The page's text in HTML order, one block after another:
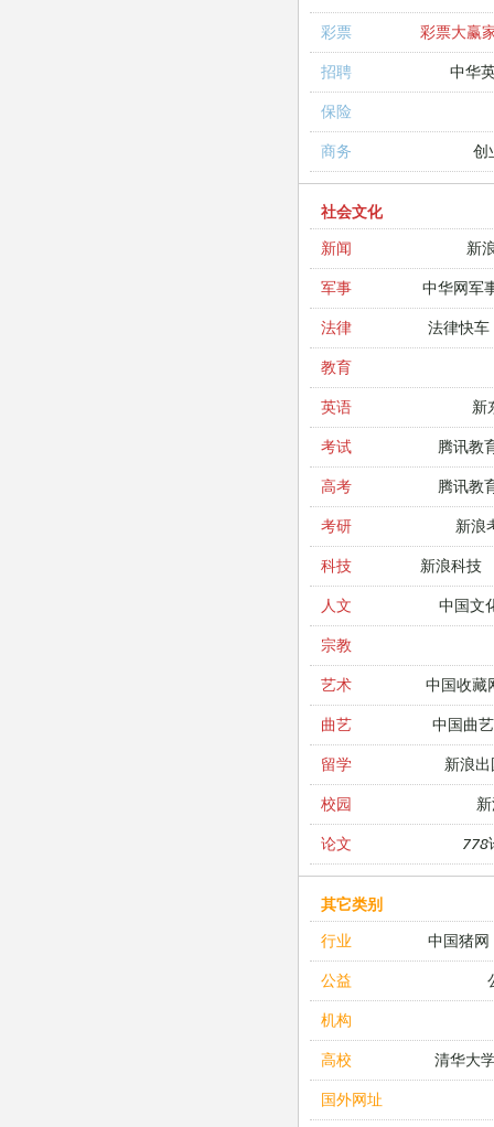
彩票 彩票大赢
招聘 中华
保险
商务 创
社会文化
新闻
新
军事 中华网军
法律 法律快车
教育
英语 新
考试 腾讯教
高考 腾讯教
考研 新浪
科技 新浪科技
人文 中国文
宗教
艺术 中国收藏
曲艺 中国曲
留学 新浪
校园
论文 778
其它类别
行业
中国猪网
公益
机构
高校 清华大
国外网址